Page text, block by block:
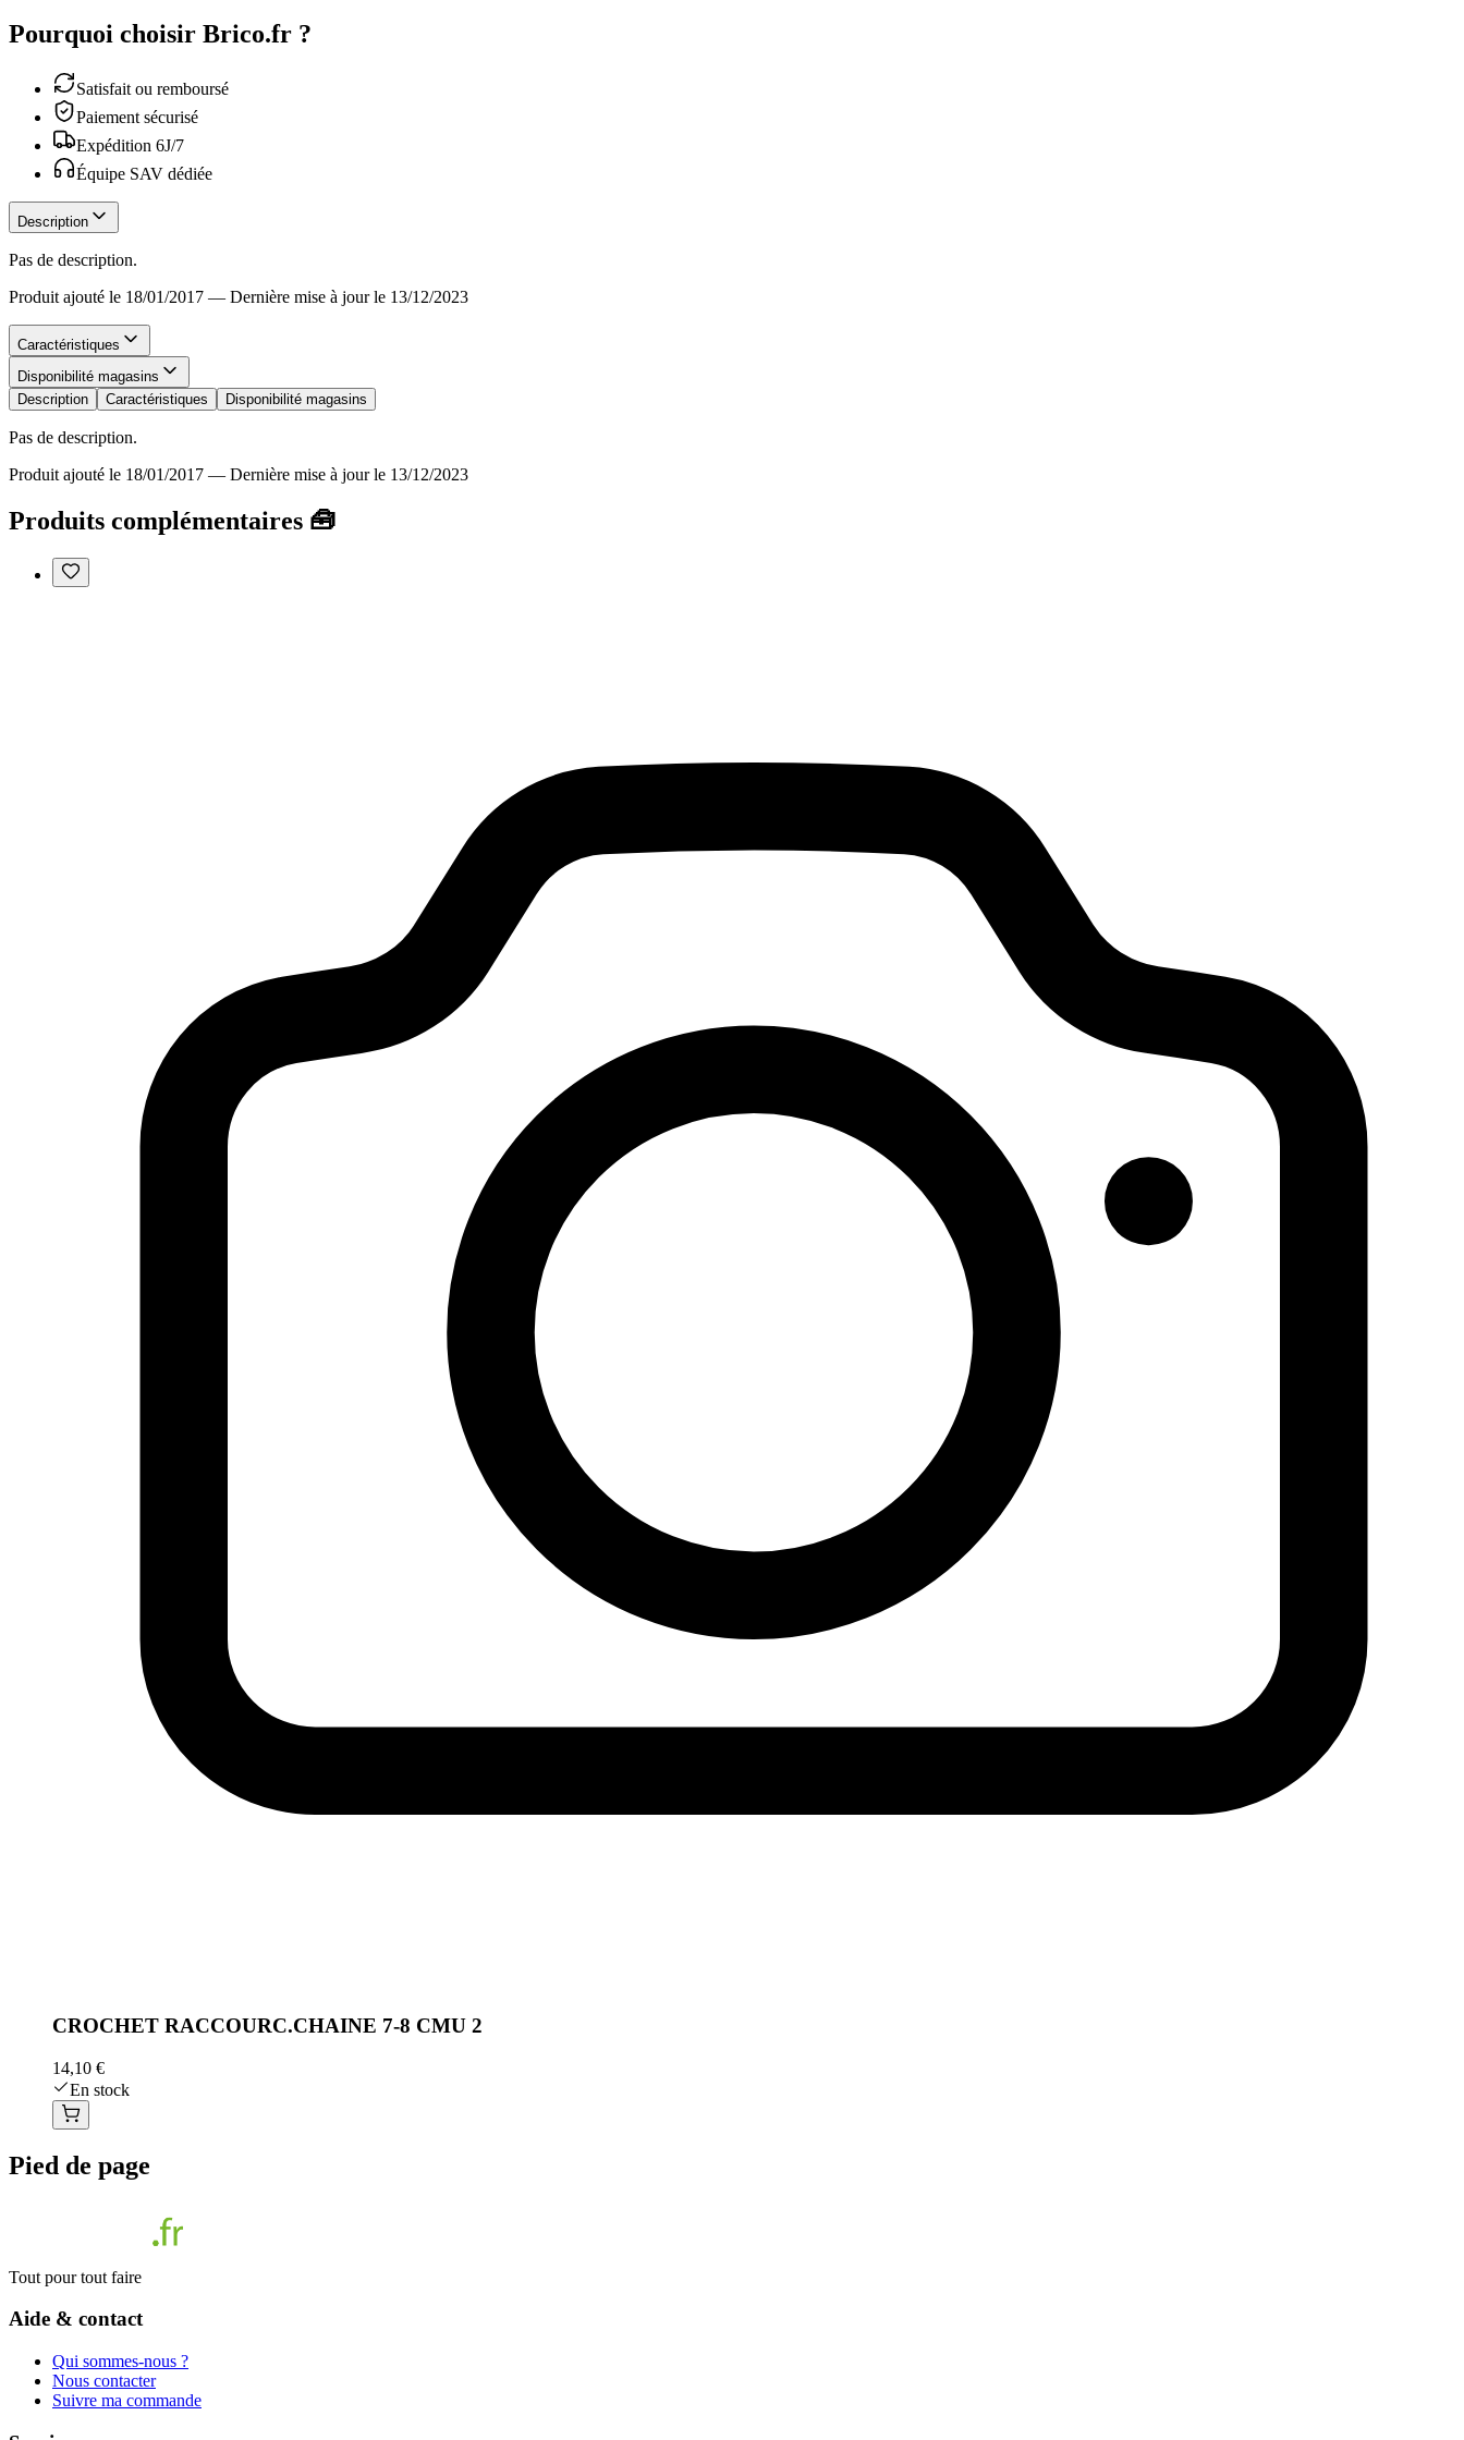
Pourquoi choisir Brico.fr ?
Satisfait ou remboursé
Paiement sécurisé
Expédition 6J/7
Équipe SAV dédiée
Description
Pas de description.
Produit ajouté le 18/01/2017 — Dernière mise à jour le 13/12/2023
Caractéristiques
Disponibilité magasins
Description
Caractéristiques Disponibilité magasins
Pas de description.
Produit ajouté le 18/01/2017 — Dernière mise à jour le 13/12/2023
Produits complémentaires 🧰
CROCHET RACCOURC.CHAINE 7-8 CMU 2
14,10 €
En stock
Pied de page
Tout pour tout faire
Aide & contact
Qui sommes-nous ?
Nous contacter
Suivre ma commande